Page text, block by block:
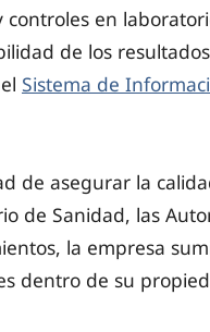
en
de los
Sistema de
de asegurar la
de Sanidad, las
la empresa
dentro de su